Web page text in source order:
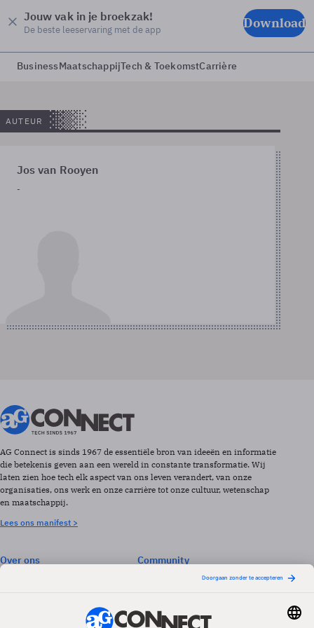
Jouw vak in je broekzak!
De beste leeservaring met de app Download
BusinessMaatschappijTech & ToekomstCarrière
AUTEUR
Jos van Rooyen
-
AG Connect is sinds 1967 de essentiële bron van ideeën en informatie
die betekenis geven aan een wereld in constante transformatie. Wij
laten zien hoe tech elk aspect van ons leven verandert, van onze
organisaties, ons werk en onze carrière tot onze cultuur, wetenschap
en maatschappij.
Lees ons manifest >
Over ons
Community
Events & Opleidingen
Vacatures